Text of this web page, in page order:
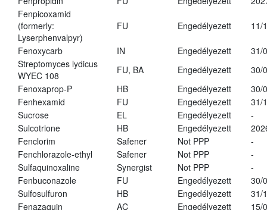
Fenpicoxamid
(formerly:
Lyserphenvalpyr)
FU Engedélyezett 11/
Fenoxycarb IN Engedélyezett
31/
Streptomyces lydicus
WYEC 108
FU, BA Engedélyezett
30/
Fenoxaprop-P
HB Engedélyezett
30/
Fenhexamid
FU Engedélyezett
31/
Sucrose
EL Engedélyezett
-
Sulcotrione
HB Engedélyezett
Fenclorim
Safener Not PPP
-
Fenchlorazole-ethyl
Safener Not PPP
-
Sulfaquinoxaline
Synergist Not PPP
-
Fenbuconazole
FU Engedélyezett
30/
Sulfosulfuron
HB Engedélyezett
31/
Fenazaquin
AC Engedélyezett
15/